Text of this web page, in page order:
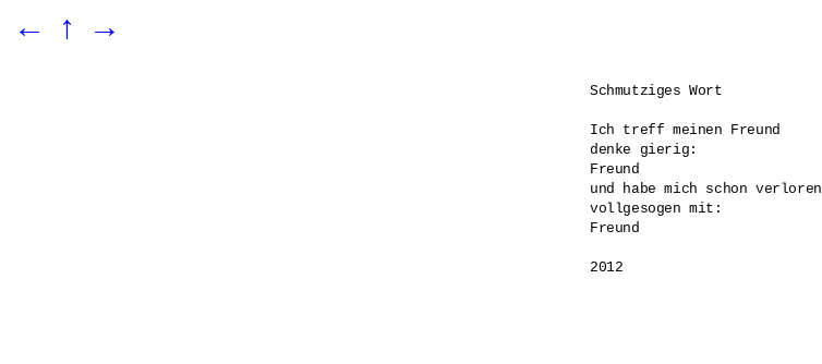
← ↑ →
Schmutziges Wort
Ich treff meinen Freund
denke gierig:
Freund
und habe mich schon verloren
vollgesogen mit:
Freund
2012